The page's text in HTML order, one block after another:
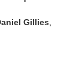
Gillies